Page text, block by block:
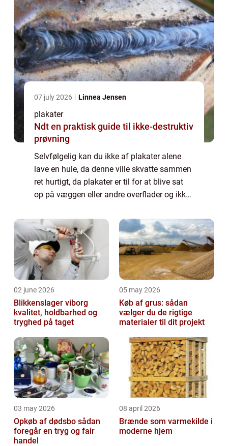
07 july 2026 Linnea Jensen
plakater
Ndt en praktisk guide til ikke-destruktiv
prøvning
Selvfølgelig kan du ikke af plakater alene
lave en hule, da denne ville skvatte sammen
ret hurtigt, da plakater er til for at blive sat
op på væggen eller andre overflader og ikke
egen lil...
02 june 2026
Blikkenslager viborg
kvalitet, holdbarhed og
tryghed på taget
05 may 2026
Køb af grus: sådan
vælger du de rigtige
materialer til dit projekt
03 may 2026
Opkøb af dødsbo sådan
foregår en tryg og fair
handel
08 april 2026
Brænde som varmekilde i
moderne hjem